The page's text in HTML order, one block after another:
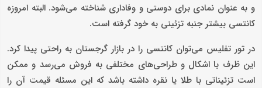
و به عنوان نمادی برای دوستی و وفاداری شناخته می‌شود. البته امروزه
کانتسی بیشتر جنبه تزئینی به خود گرفته است.
در تور تفلیس می‌توان کانتسی را در بازار گرجستان به راحتی پیدا کرد.
این ظرف با اشکال و طراحی‌های مختلفی به فروش می‌رسد و ممکن
است تزئیناتی با طلا یا نقره داشته باشد که این مسئله قیمت آن را